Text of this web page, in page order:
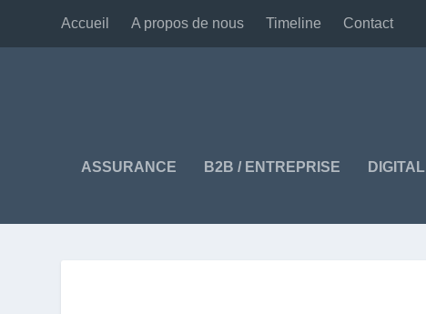
Accueil A propos de nous Timeline Contact
ASSURANCE B2B / ENTREPRISE DIGITAL